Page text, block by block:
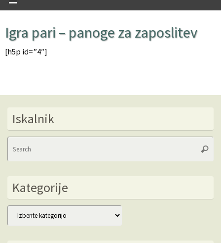
Igra pari – panoge za zaposlitev
[h5p id=”4″]
Iskalnik
Kategorije
Kategorije